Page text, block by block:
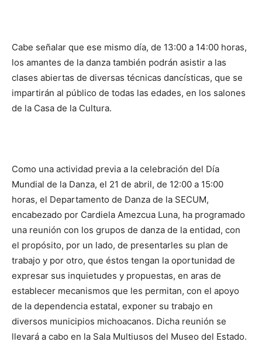
Cabe señalar que ese mismo día, de 13:00 a 14:00 horas,
los amantes de la danza también podrán asistir a las
clases abiertas de diversas técnicas dancísticas, que se
impartirán al público de todas las edades, en los salones
de la Casa de la Cultura.
Como una actividad previa a la celebración del Día
Mundial de la Danza, el 21 de abril, de 12:00 a 15:00
horas, el Departamento de Danza de la SECUM,
encabezado por Cardiela Amezcua Luna, ha programado
una reunión con los grupos de danza de la entidad, con
el propósito, por un lado, de presentarles su plan de
trabajo y por otro, que éstos tengan la oportunidad de
expresar sus inquietudes y propuestas, en aras de
establecer mecanismos que les permitan, con el apoyo
de la dependencia estatal, exponer su trabajo en
diversos municipios michoacanos. Dicha reunión se
llevará a cabo en la Sala Multiusos del Museo del Estado.